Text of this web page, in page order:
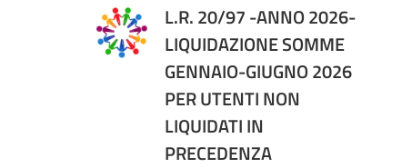
L.R. 20/97 -ANNO 2026-
LIQUIDAZIONE SOMME
GENNAIO-GIUGNO 2026
PER UTENTI NON
LIQUIDATI IN
PRECEDENZA